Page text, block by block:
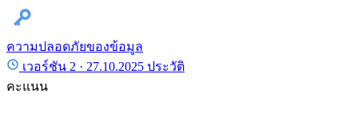
ความปลอดภัยของข้อมูล
เวอร์ชัน 2 · 27.10.2025 ประวัติ
คะแนน